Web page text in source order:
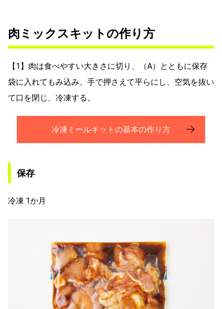
肉ミックスキットの作り方
【1】肉は食べやすい大きさに切り、（A）とともに保存
袋に入れてもみ込み、手で押さえて平らにし、空気を抜い
て口を閉じ、冷凍する。
冷凍ミールキットの基本の作り方
保存
冷凍 1か月